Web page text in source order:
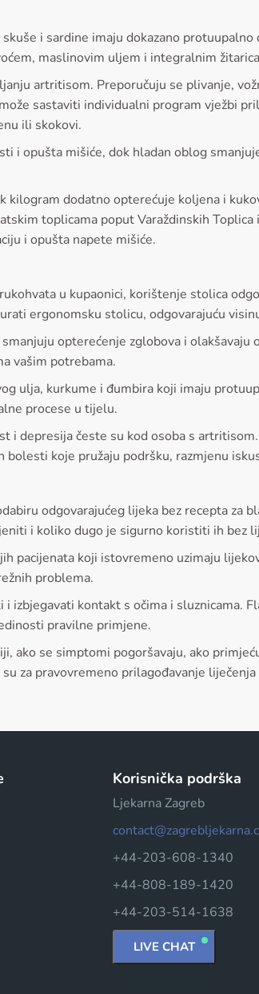
i sardine imaju dokazano
maslinovim uljem i integralnim
artritisom. Preporučuju se plivanje,
sastaviti individualni program vježbi
ili skokovi.
i opušta mišiće, dok hladan oblog
dodatno opterećuje koljena i
toplicama poput Varaždinskih
i opušta napete mišiće.
u kupaonici, korištenje stolica
ergonomsku stolicu, odgovarajuću
opterećenje zglobova i
vašim potrebama.
ulja, kurkume i đumbira koji imaju
procese u tijelu.
i depresija česte su kod osoba s
koje pružaju podršku, razmjenu
odgovarajućeg lijeka bez recepta za
i koliko dugo je sigurno koristiti ih bez
pacijenata koji istovremeno uzimaju
problema.
izbjegavati kontakt s očima i sluznicama.
pravilne primjene.
ako se simptomi pogoršavaju, ako
za pravovremeno prilagođavanje
Korisnička podrška
Ljekarna Zagreb
+44-203-608-1340
+44-808-189-1420
+44-203-514-1638
LIVE CHAT